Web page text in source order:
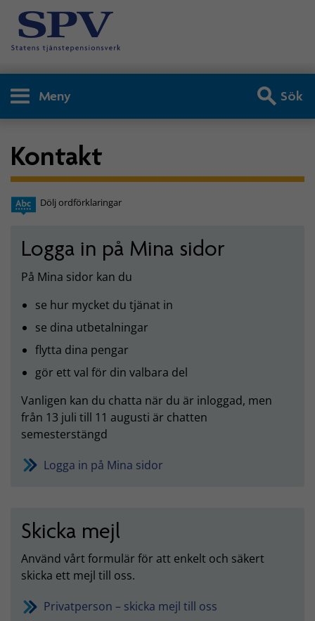
Meny Sök
Kontakt
Dölj ordförklaringar
Logga in på Mina sidor
På Mina sidor kan du
se hur mycket du tjänat in
se dina utbetalningar
flytta dina pengar
gör ett val för din valbara del
Vanligen kan du chatta när du är inloggad, men
från 13 juli till 11 augusti är chatten
semesterstängd
Logga in på Mina sidor
Skicka mejl
Använd vårt formulär för att enkelt och säkert
skicka ett mejl till oss.
Privatperson – skicka mejl till oss